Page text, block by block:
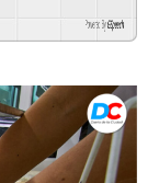
GSpeech